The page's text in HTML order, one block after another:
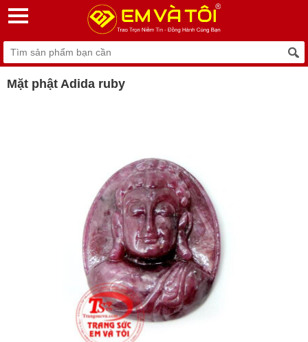
Mặt phật Adida ruby